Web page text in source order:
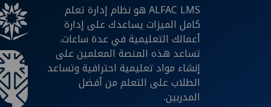
ALFAC LMS هو نظام إدارة تعلم
كامل الميزات يساعدك على إدارة
أعمالك التعليمية في عدة ساعات.
تساعد هذه المنصة المعلمين على
إنشاء مواد تعليمية احترافية وتساعد
الطلاب على التعلم من أفضل
المدربين.